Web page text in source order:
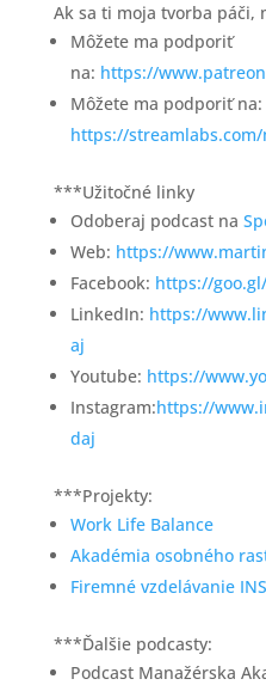
Ak sa ti moja tvorba páči,
Môžete ma podporiť
na: https://
Môžete ma podporiť na:
https://
***Užitočné linky
Odoberaj podcast na
Web: https://
Facebook: https://
LinkedIn: https://
aj
Youtube: https://
Instagram:https://
daj
***Projekty:
Work Life Balance
Akadémia osobného
Firemné vzdelávanie
***Ďalšie podcasty:
Podcast Manažérska